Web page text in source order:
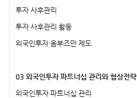
투자 사후관리
투자 사후관리 활동
외국인투자 옴부즈만 제도
03 외국인투자 파트너십 관리와 협상전략
외국인투자 파트너십 관리